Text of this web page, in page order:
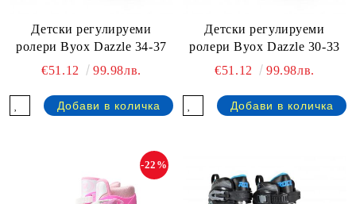
Детски регулируеми
ролери Byox Dazzle 34-37
€51.12
99.98лв.
Детски регулируеми
ролери Byox Dazzle 30-33
€51.12
99.98лв.
-22%